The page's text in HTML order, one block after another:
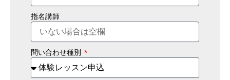
指名講師
問い合わせ種別